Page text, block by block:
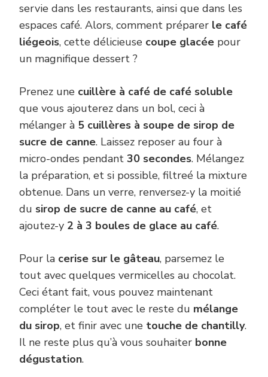
servie dans les restaurants, ainsi que dans les
espaces café. Alors, comment préparer le café
liégeois, cette délicieuse coupe glacée pour
un magnifique dessert ?
Prenez une cuillère à café de café soluble
que vous ajouterez dans un bol, ceci à
mélanger à 5 cuillères à soupe de sirop de
sucre de canne. Laissez reposer au four à
micro-ondes pendant 30 secondes. Mélangez
la préparation, et si possible, filtreé la mixture
obtenue. Dans un verre, renversez-y la moitié
du sirop de sucre de canne au café, et
ajoutez-y 2 à 3 boules de glace au café.
Pour la cerise sur le gâteau, parsemez le
tout avec quelques vermicelles au chocolat.
Ceci étant fait, vous pouvez maintenant
compléter le tout avec le reste du mélange
du sirop, et finir avec une touche de chantilly.
Il ne reste plus qu’à vous souhaiter bonne
dégustation.